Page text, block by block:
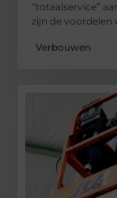
“totaalservice”
zijn de voordelen
Verbouwen